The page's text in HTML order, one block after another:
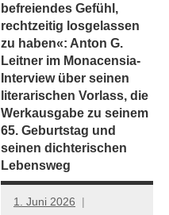
befreiendes Gefühl,
rechtzeitig losgelassen
zu haben«: Anton G.
Leitner im Monacensia-
Interview über seinen
literarischen Vorlass, die
Werkausgabe zu seinem
65. Geburtstag und
seinen dichterischen
Lebensweg
1. Juni 2026